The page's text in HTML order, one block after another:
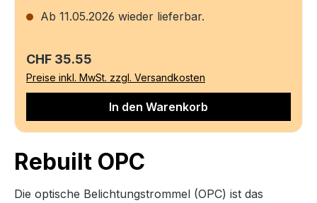
Ab 11.05.2026 wieder lieferbar.
Regulärer Preis:
CHF 35.55
Preise inkl. MwSt. zzgl. Versandkosten
In den Warenkorb
Rebuilt OPC
Die optische Belichtungstrommel (OPC) ist das